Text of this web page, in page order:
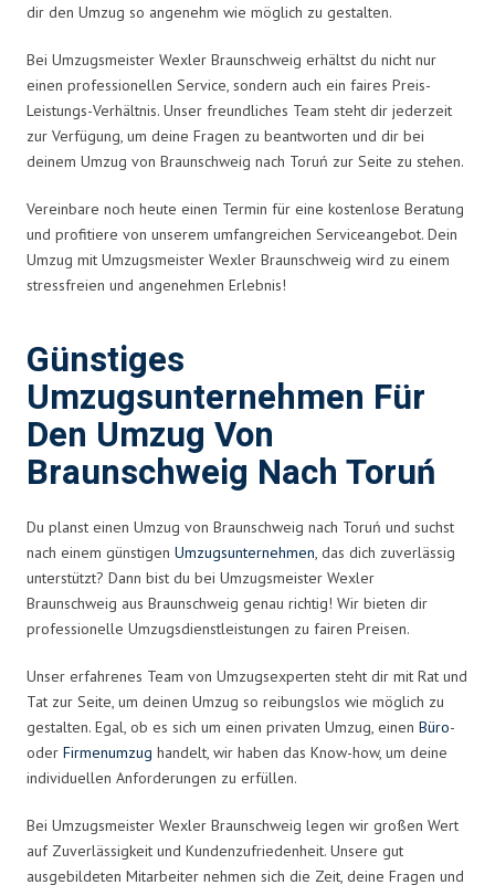
dir den Umzug so angenehm wie möglich zu gestalten.
Bei Umzugsmeister Wexler Braunschweig erhältst du nicht nur
einen professionellen Service, sondern auch ein faires Preis-
Leistungs-Verhältnis. Unser freundliches Team steht dir jederzeit
zur Verfügung, um deine Fragen zu beantworten und dir bei
deinem Umzug von Braunschweig nach Toruń zur Seite zu stehen.
Vereinbare noch heute einen Termin für eine kostenlose Beratung
und profitiere von unserem umfangreichen Serviceangebot. Dein
Umzug mit Umzugsmeister Wexler Braunschweig wird zu einem
stressfreien und angenehmen Erlebnis!
Günstiges
Umzugsunternehmen Für
Den Umzug Von
Braunschweig Nach Toruń
Du planst einen Umzug von Braunschweig nach Toruń und suchst
nach einem günstigen Umzugsunternehmen, das dich zuverlässig
unterstützt? Dann bist du bei Umzugsmeister Wexler
Braunschweig aus Braunschweig genau richtig! Wir bieten dir
professionelle Umzugsdienstleistungen zu fairen Preisen.
Unser erfahrenes Team von Umzugsexperten steht dir mit Rat und
Tat zur Seite, um deinen Umzug so reibungslos wie möglich zu
gestalten. Egal, ob es sich um einen privaten Umzug, einen Büro-
oder Firmenumzug handelt, wir haben das Know-how, um deine
individuellen Anforderungen zu erfüllen.
Bei Umzugsmeister Wexler Braunschweig legen wir großen Wert
auf Zuverlässigkeit und Kundenzufriedenheit. Unsere gut
ausgebildeten Mitarbeiter nehmen sich die Zeit, deine Fragen und